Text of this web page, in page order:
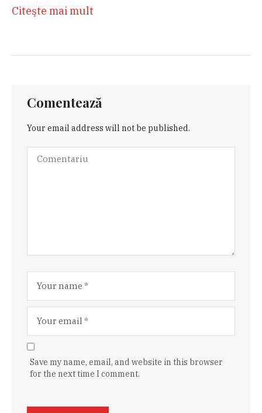
Citeşte mai mult
Comentează
Your email address will not be published.
Save my name, email, and website in this browser
for the next time I comment.